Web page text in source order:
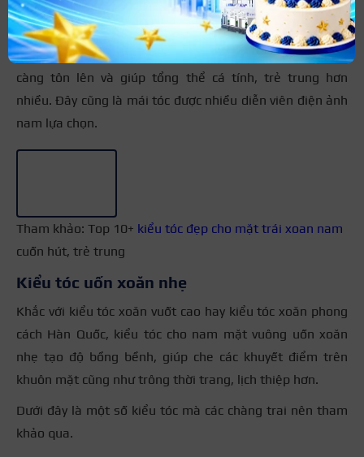
có vẻ ngoài gai góc, mạnh mẽ và nam tính hơn chính là
kiểu tóc 1 phân. Trong trường hợp các đường nét trên
gương mặt của bạn đã rất hài hoà, kiểu tóc 1 phân sẽ
càng tôn lên và giúp tổng thể cá tính, trẻ trung hơn
nhiều. Đây cũng là mái tóc được nhiều diễn viên điện ảnh
nam lựa chọn.
Tham khảo: Top 10+ kiểu tóc đẹp cho mặt trái xoan nam
cuốn hút, trẻ trung
Kiểu tóc uốn xoăn nhẹ
Khắc với kiểu tóc xoăn vuốt cao hay kiểu tóc xoăn phong
cách Hàn Quốc, kiểu tóc cho nam mặt vuông uốn xoăn
nhẹ tạo độ bồng bềnh, giúp che các khuyết điểm trên
khuôn mặt cũng như trông thời trang, lịch thiệp hơn.
Dưới đây là một số kiểu tóc mà các chàng trai nên tham
khảo qua.